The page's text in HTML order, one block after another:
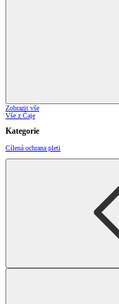
Zobrazit vše
Vše z Čaje
Kategorie
Cílená ochrana pleti